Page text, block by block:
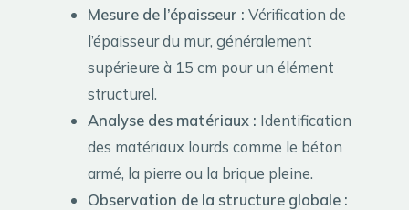
Mesure de l’épaisseur : Vérification de
l’épaisseur du mur, généralement
supérieure à 15 cm pour un élément
structurel.
Analyse des matériaux : Identification
des matériaux lourds comme le béton
armé, la pierre ou la brique pleine.
Observation de la structure globale :